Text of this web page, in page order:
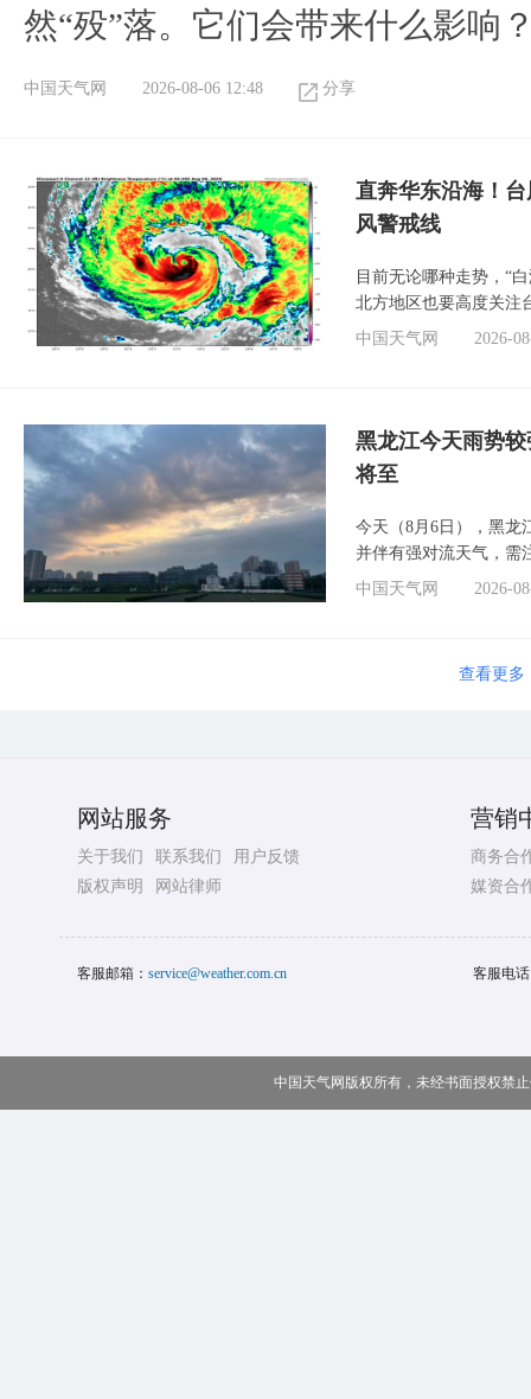
然“殁”落。它们会带来什么影响
中国天气网 2026-08-06 12:48 分享
直奔华东沿海！
风警戒线
目前无论哪种走势，“
北方地区也要高度关注
中国天气网
2026-
黑龙江今天雨势
将至
今天（8月6日），黑龙
并伴有强对流天气，需
中国天气网
2026-
查看更多
网站服务
关于我们 联系我们
用户反馈
版权声明
网站律师
营销
商务合
媒资合
客服邮箱： service@weather.com.cn 客服电
中国天气网版权所有，未经书面授权